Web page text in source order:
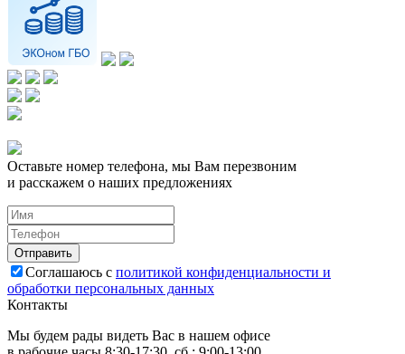
Оставьте номер телефона, мы Вам перезвоним
и расскажем о наших предложениях
Соглашаюсь с политикой конфиденциальности и
обработки персональных данных
Контакты
Мы будем рады видеть Вас в нашем офисе